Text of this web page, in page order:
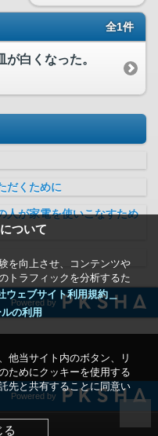
ついて
を向上させ、コンテンツや
トラフィックを分析するた
ウェブサイト利用規約＿
の利用
他当サイト内のボタン、リ
ためにクッキーを使用する
先と共有することに同意い
る
全1件
白くなった。
Powered by
Powered by